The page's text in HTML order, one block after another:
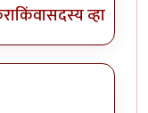
किंवासदस्य व्हा